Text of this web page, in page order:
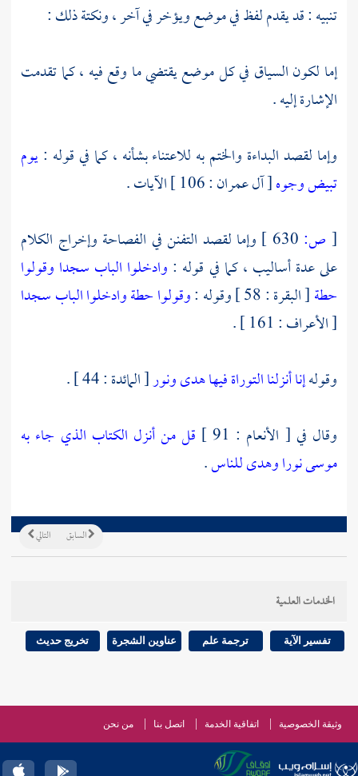
تنبيه : قد يقدم لفظ في موضع ويؤخر في آخر ، ونكتة ذلك :
إما لكون السياق في كل موضع يقتضي ما وقع فيه ، كما تقدمت
الإشارة إليه .
وإما لقصد البداءة والختم به للاعتناء بشأنه ، كما في قوله :يوم
تبيض وجوه[ آل عمران : 106 ] الآيات .
[ ص:
وإما لقصد التفنن في الفصاحة وإخراج الكلام
على عدة أساليب ، كما في قوله : وادخلوا الباب سجدا وقولوا
حطة[ البقرة : 58 ] وقوله :
وقولوا حطة وادخلوا الباب سجدا
[ الأعراف : 161 ] .
وقولهإنا أنزلنا التوراة فيها هدى ونور[ المائدة : 44 ] .
وقال في [ الأنعام : 91 ]
قل من أنزل الكتاب الذي جاء به
موسى نورا وهدى للناس.
التالي السابق
الخدمات العلمية
تفسير الآية ترجمة علم عناوين الشجرة تخريج حديث
وثيقة الخصوصية اتفاقية الخدمة اتصل بنا من نحن